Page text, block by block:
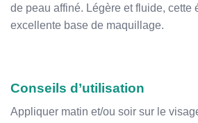
de peau affiné. Légère et fluide, cette
excellente base de maquillage.
Conseils d’utilisation
Appliquer matin et/ou soir sur le